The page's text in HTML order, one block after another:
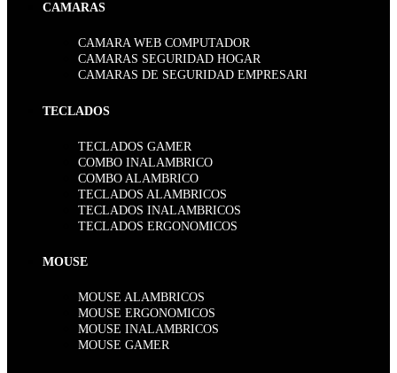
CAMARAS
CAMARA WEB COMPUTADOR
CAMARAS SEGURIDAD HOGAR
CAMARAS DE SEGURIDAD EMPRESARI
TECLADOS
TECLADOS GAMER
COMBO INALAMBRICO
COMBO ALAMBRICO
TECLADOS ALAMBRICOS
TECLADOS INALAMBRICOS
TECLADOS ERGONOMICOS
MOUSE
MOUSE ALAMBRICOS
MOUSE ERGONOMICOS
MOUSE INALAMBRICOS
MOUSE GAMER